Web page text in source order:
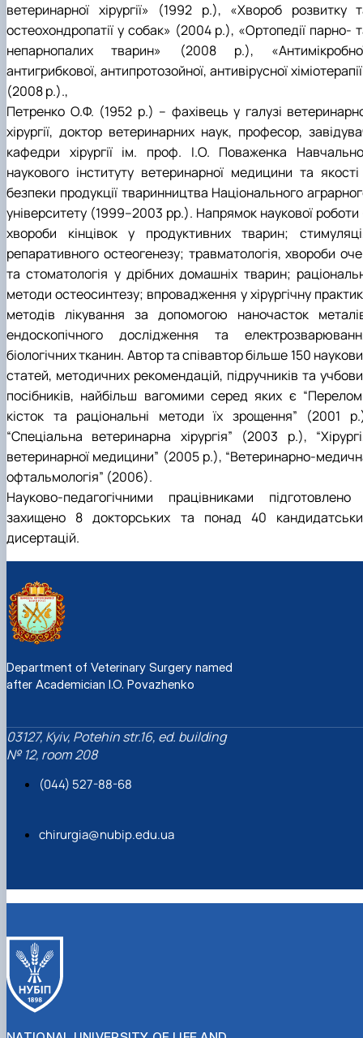
ветеринарної хірургії» (1992 р.), «Хвороб розвитку
остеохондропатії у собак» (2004 р.), «Ортопедії парно-
непарнопалих тварин» (2008 р.),
антигрибкової, антипротозойної, антивірусної
(2008 р.).,
Петренко О.Ф. (1952 р.) – фахівець у галузі
хірургії, доктор ветеринарних наук, професор,
кафедри хірургії ім. проф. І.О. Поваженка
наукового інституту ветеринарної медицини та якості
безпеки продукції тваринництва Національного
університету (1999–2003 рр.). Напрямок наукової роботи
хвороби кінцівок у продуктивних тварин;
репаративного остеогенезу; травматологія, хвороби
та стоматологія у дрібних домашніх тварин;
методи остеосинтезу; впровадження у хірургічну
методів лікування за допомогою наночасток
ендоскопічного дослідження та
біологічних тканин. Автор та співавтор більше 150
статей, методичних рекомендацій, підручників та
посібників, найбільш вагомими серед яких є
кісток та раціональні методи їх зрощення” (2001
“Спеціальна ветеринарна хірургія” (2003 р.),
ветеринарної медицини” (2005 р.), “Ветеринарно-
офтальмологія” (2006).
Науково-педагогічними працівниками підготовлено
захищено 8 докторських та понад 40
дисертацій.
Department of Veterinary Surgery named
after Academician I.O. Povazhenko
03127, Kyiv, Potehin str.16, ed. building
№ 12, room 208
(044) 527-88-68
chirurgia@nubip.edu.ua